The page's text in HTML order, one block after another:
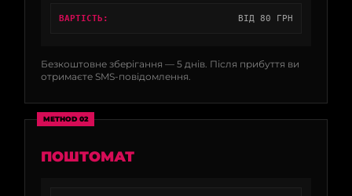
ВАРТІСТЬ: ВІД 80 ГРН
Безкоштовне зберігання — 5 днів. Після прибуття ви
отримаєте SMS-повідомлення.
METHOD 02
ПОШТОМАТ